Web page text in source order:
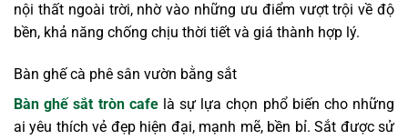
nội thất ngoài trời, nhờ vào những ưu điểm vượt trội về độ
bền, khả năng chống chịu thời tiết và giá thành hợp lý.
Bàn ghế cà phê sân vườn bằng sắt
Bàn ghế sắt tròn cafelà sự lựa chọn phổ biến cho những
ai yêu thích vẻ đẹp hiện đại, mạnh mẽ, bền bỉ. Sắt được sử